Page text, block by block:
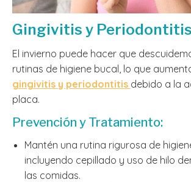
Gingivitis y Periodontitis
El invierno puede hacer que
rutinas de higiene bucal, lo que
gingivitis y periodontitis debido a la
placa.
Prevención y Tratamiento:
Mantén una rutina rigurosa de
incluyendo cepillado y uso de hilo
las comidas.